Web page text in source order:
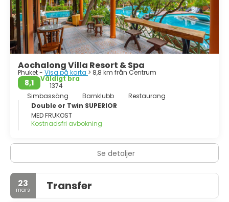
Aochalong Villa Resort & Spa
Phuket - Visa på karta > 8,8 km från Centrum
8,1
Väldigt bra
1374
Simbassäng
Barnklubb
Restaurang
Double or Twin SUPERIOR
MED FRUKOST
Kostnadsfri avbokning
Se detaljer
23
mars Transfer